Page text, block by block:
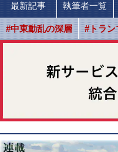
最新記事 執筆者一覧
#中東動乱の深層 #トラン